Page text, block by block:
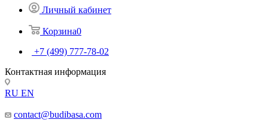
Личный кабинет
Корзина0
+7 (499) 777-78-02
Контактная информация
RU EN
contact@budibasa.com